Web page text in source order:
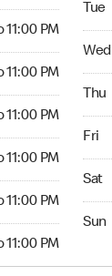
11:00 PM
11:00 PM
11:00 PM
11:00 PM
11:00 PM
11:00 PM
Tue
Wed
Thu
Fri
Sat
Sun